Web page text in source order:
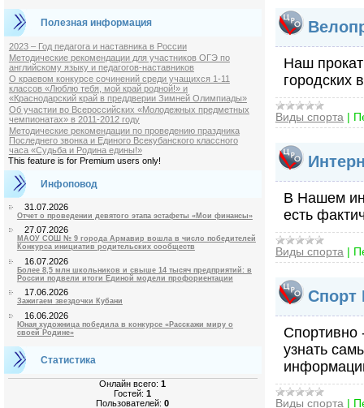
Полезная информация
2023 – Год педагога и наставника в России
Методические рекомендации для участников ОГЭ по
английскому языку и педагогов-наставников
О краевом конкурсе сочинений среди учащихся 1-11
классов «Люблю тебя, мой край родной!» и
«Краснодарский край в преддверии Зимней Олимпиады»
Об участии во Всероссийских «Молодежных предметных
чемпионатах» в 2011-2012 году
Методические рекомендации по проведению праздника
Последнего звонка и Единого Всекубанского классного
часа «Судьба и Родина едины!»
This feature is for Premium users only!
Инфоповод
31.07.2026
Отчет о проведении девятого этапа эстафеты «Мои финансы»
27.07.2026
МАОУ СОШ № 9 города Армавир вошла в число победителей
Конкурса инициатив родительских сообществ
16.07.2026
Более 8,5 млн школьников и свыше 14 тысяч предприятий: в
России подвели итоги Единой модели профориентации
17.06.2026
Зажигаем звездочки Кубани
16.06.2026
Юная художница победила в конкурсе «Расскажи миру о
своей Родине»
Статистика
Онлайн всего:1
Гостей:1
Пользователей:0
Наш
городских
Виды спорта |
В Нашем
есть
Виды спорта |
Спорт
Спортивно
узнать
Виды спорта |